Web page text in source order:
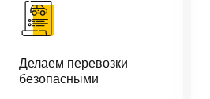
Делаем перевозки
безопасными